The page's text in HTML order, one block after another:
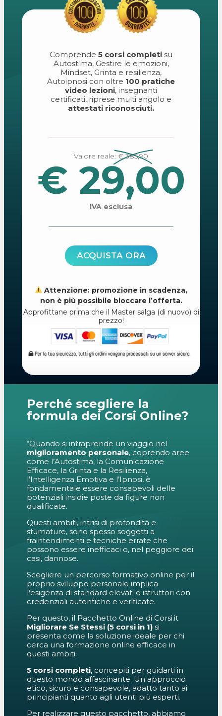
Comprende 5 corsi completi su
Autostima, Gestire le emozioni,
Mindset, Grinta e resilienza,
Autoipnosi con oltre 100 pratiche
video lezioni, insegnanti
certificati, riprese multi angolo e
attestati riconosciuti.
Valore reale: € 385,90
€ 29,00
IVA esclusa
ACQUISTA ORA
Attenzione: promozione in scadenza,
non è più possibile bloccare l’offerta.
Approfittane prima che il Master salga (di nuovo) di
prezzo!
Perché scegliere la
formula dei Corsi Online?
“Quando si intraprende un viaggio nel
miglioramento personale, coprendo aree
come l’Autostima, la Comunicazione
Efficace, la Grinta e la Resilienza,
l’Intelligenza Emotiva e l’Ipnosi, è
fondamentale essere consapevoli delle
potenziali insidie poste da figure non
qualificate.
Questi ambiti, intrisi di profondità e
sfumature, sono spesso soggetti a
fraintendimenti e tecniche errate che
possono essere inefficaci o, nel peggiore dei
casi, dannose.
Scegliere un percorso formativo online per il
proprio sviluppo personale implica
l’esigenza di standard elevati e istruttori con
credenziali autentiche e verificate.
Per questo, il Pacchetto Online di Corsi.it
Migliorare Se Stessi (5 corsi in 1) si
presenta come la soluzione ideale per chi
cerca una formazione online efficace in
questi ambiti:
5 corsi completi, concepiti per guidarti in
questo mondo affascinante. Un approccio
etico, sicuro e consapevole, adatto tanto ai
principianti quanto agli utenti più esperti.
Per realizzare questo pacchetto, abbiamo